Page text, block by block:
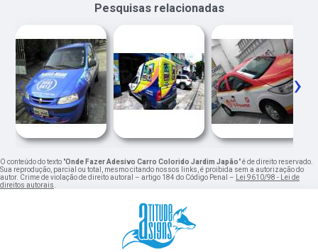
Pesquisas relacionadas
‹ ›
O conteúdo do texto "Onde Fazer Adesivo Carro Colorido Jardim Japão" é de direito reservado.
Sua reprodução, parcial ou total, mesmo citando nossos links, é proibida sem a autorização do
autor. Crime de violação de direito autoral – artigo 184 do Código Penal –
Lei 9610/98 - Lei de
direitos autorais